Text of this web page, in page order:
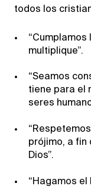
todos los
“Cumplamos
multiplique”.
“Seamos
tiene para el
seres
prójimo, a fin
Dios”.
“Hagamos el